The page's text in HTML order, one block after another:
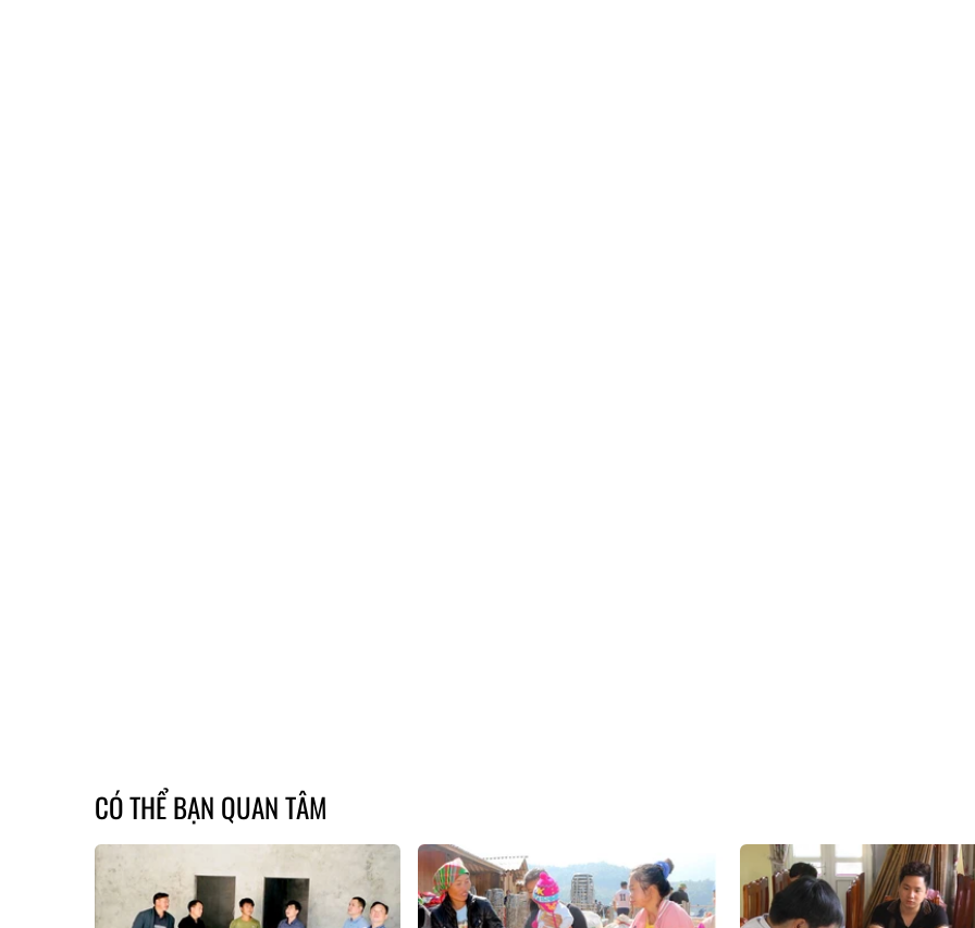
CÓ THỂ BẠN QUAN TÂM